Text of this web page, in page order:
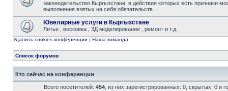
законодательство Кыргызстана, в действия которых есть признаки
выполнения взятых на себя обязательств.
Ювелирные услуги в Кыргызстане
Литье , восковка , 3Д моделирование , ремонт и т.д.
Удалить cookies конференции | Наша команда
Список форумов
Кто сейчас на конференции
Всего посетителей: 454 , из них зарегистрированных: 0, скрытых: 0 и